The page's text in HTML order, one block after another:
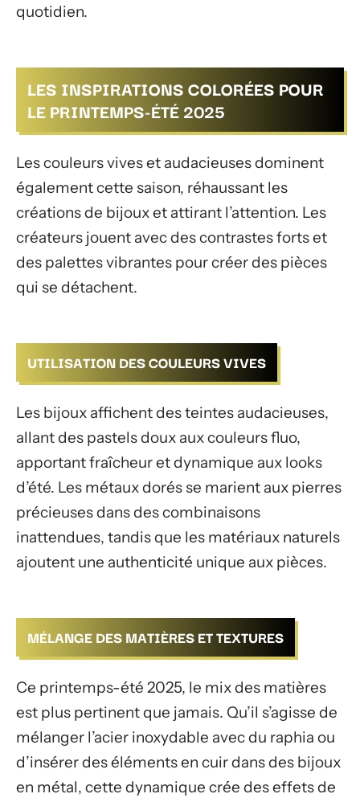
quotidien.
LES INSPIRATIONS COLORÉES POUR
LE PRINTEMPS-ÉTÉ 2025
Les couleurs vives et audacieuses dominent
également cette saison, réhaussant les
créations de bijoux et attirant l’attention. Les
créateurs jouent avec des contrastes forts et
des palettes vibrantes pour créer des pièces
qui se détachent.
UTILISATION DES COULEURS VIVES
Les bijoux affichent des teintes audacieuses,
allant des pastels doux aux couleurs fluo,
apportant fraîcheur et dynamique aux looks
d’été. Les métaux dorés se marient aux pierres
précieuses dans des combinaisons
inattendues, tandis que les matériaux naturels
ajoutent une authenticité unique aux pièces.
MÉLANGE DES MATIÈRES ET TEXTURES
Ce printemps-été 2025, le mix des matières
est plus pertinent que jamais. Qu’il s’agisse de
mélanger l’acier inoxydable avec du raphia ou
d’insérer des éléments en cuir dans des bijoux
en métal, cette dynamique crée des effets de